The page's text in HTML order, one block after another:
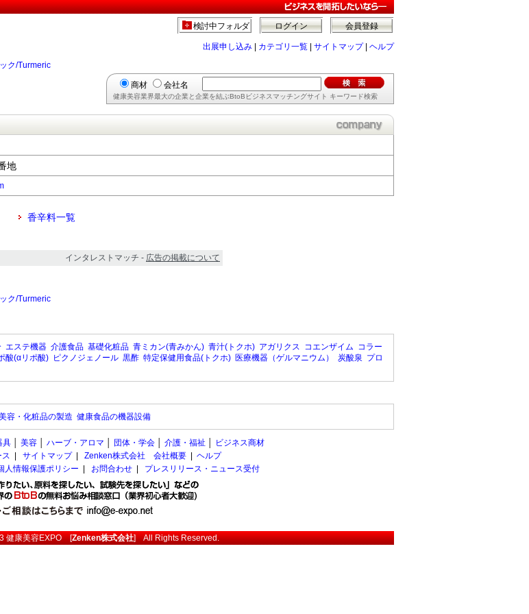
会員登録
ログイン
検討中フォルダ
出展申し込み カテゴリ一覧 サイトマップ| ヘルプ
ク/Turmeric
商材 会社名
健康美容業界最大の企業と企業を結ぶBtoBビジネスマッチングサイト キーワード検索
地
香辛料一覧
インタレストマッチ - 広告の掲載について
ク/Turmeric
エステ機器 介護食品 基礎化粧品 青ミカン(青みかん) 青汁(トクホ) アガリクス コエンザイム コラー
酸(αリポ酸) ピクノジェノール 黒酢 特定保健用食品(トクホ) 医療機器（ゲルマニウム） 炭酸泉 プロ
容・化粧品の製造 健康食品の機器設備
具 美容 ハーブ・アロマ 団体・学会 介護・福祉
ビジネス商材
ス サイトマップ| Zenken株式会社 会社概要
ヘルプ
人情報保護ポリシー お問合わせ プレスリリース・ニュース受付
健康美容EXPO[Zenken株式会社] All Rights Reserved.